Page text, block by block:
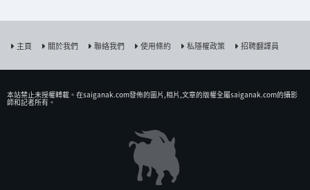
主頁 關於我們 聯絡我們 使用條約 私隱權政策 招聘翻譯員
本站禁止未授權𨍭載。在saiganak.com發佈的圖片,相片,文章的版權全屬saiganak.com的攝影
師和記者所有。